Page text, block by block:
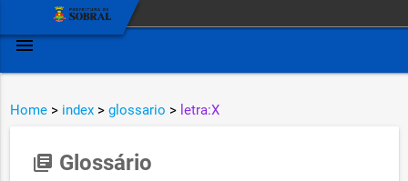
menu
Home > index > glossario > letra:X
library_books Glossário